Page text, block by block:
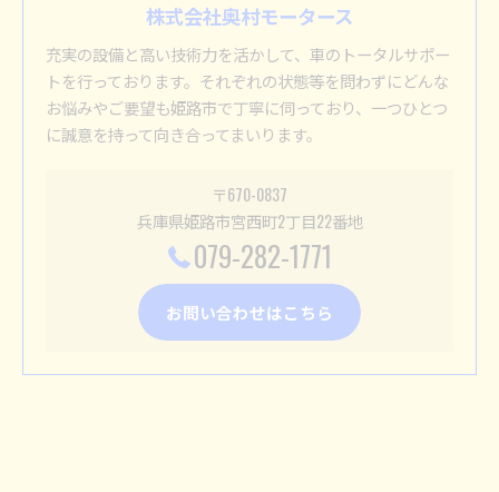
株式会社奥村モータース
充実の設備と高い技術力を活かして、車のトータルサポー
トを行っております。それぞれの状態等を問わずにどんな
お悩みやご要望も姫路市で丁寧に伺っており、一つひとつ
に誠意を持って向き合ってまいります。
〒670-0837
兵庫県姫路市宮西町2丁目22番地
079-282-1771
お問い合わせはこちら